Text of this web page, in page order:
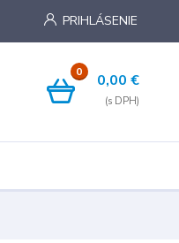
PRIHLÁSENIE
0 0,00 €